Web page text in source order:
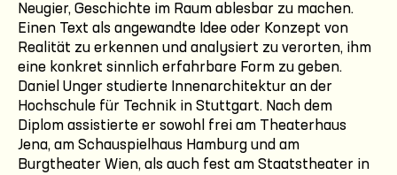
Neugier, Geschichte im Raum ablesbar zu machen.
Einen Text als angewandte Idee oder Konzept von
Realität zu erkennen und analysiert zu verorten, ihm
eine konkret sinnlich erfahrbare Form zu geben.
Daniel Unger studierte Innenarchitektur an der
Hochschule für Technik in Stuttgart. Nach dem
Diplom assistierte er sowohl frei am Theaterhaus
Jena, am Schauspielhaus Hamburg und am
Burgtheater Wien, als auch fest am Staatstheater in